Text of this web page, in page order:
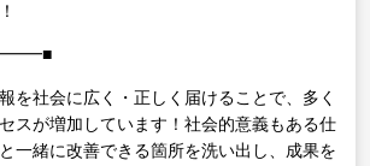
を社会に広く・正しく届けることで、多く
スが増加しています！社会的意義もある仕
一緒に改善できる箇所を洗い出し、成果を